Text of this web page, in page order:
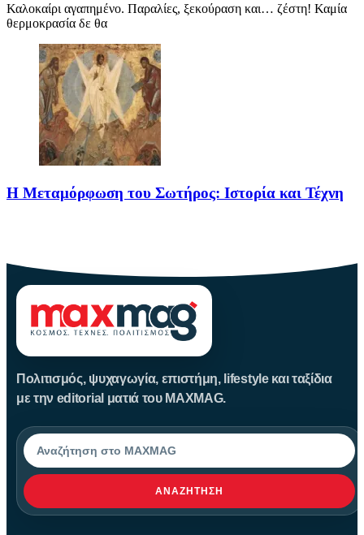
Καλοκαίρι αγαπημένο. Παραλίες, ξεκούραση και… ζέστη! Καμία
θερμοκρασία δε θα
Η Μεταμόρφωση του Σωτήρος: Ιστορία και Τέχνη
Πολιτισμός, ψυχαγωγία, επιστήμη, lifestyle και ταξίδια
με την editorial ματιά του MAXMAG.
Αναζήτηση
ΑΝΑΖΉΤΗΣΗ